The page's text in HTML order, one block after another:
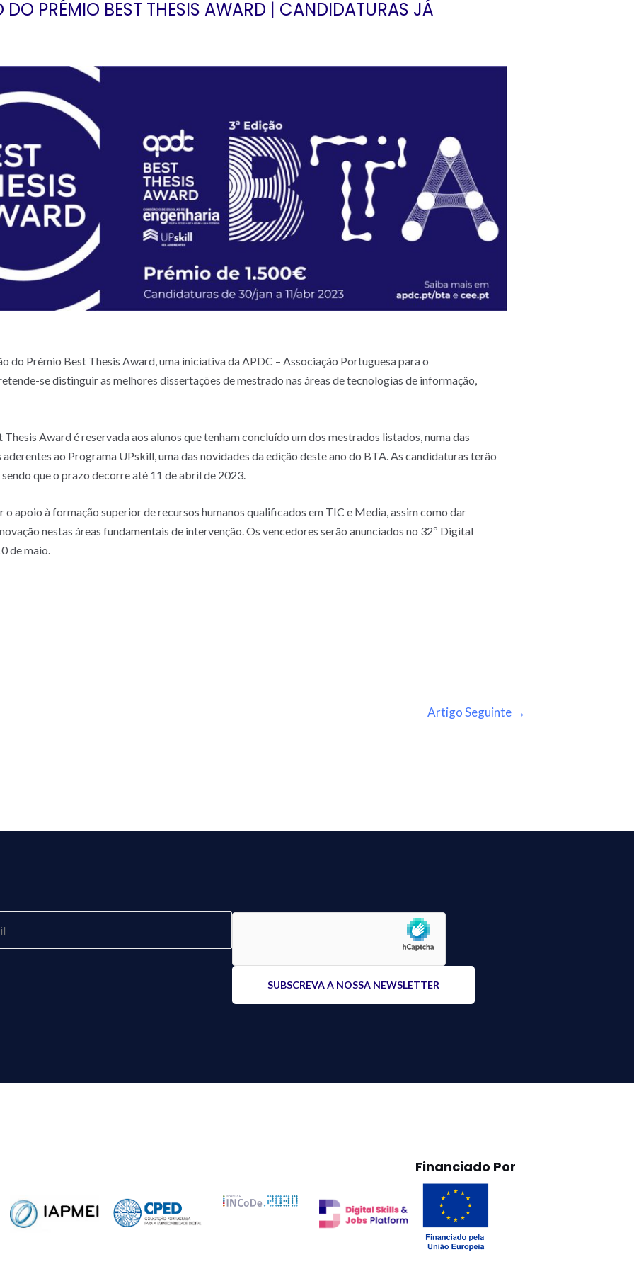
PRÉMIO BEST THESIS AWARD | CANDIDATURAS JÁ
do Prémio Best Thesis Award, uma iniciativa da APDC – Associação Portuguesa para o
se distinguir as melhores dissertações de mestrado nas áreas de tecnologias de informação,
Award é reservada aos alunos que tenham concluído um dos mestrados listados, numa das
aderentes ao Programa UPskill, uma das novidades da edição deste ano do BTA. As candidaturas terão
que o prazo decorre até 11 de abril de 2023.
apoio à formação superior de recursos humanos qualificados em TIC e Media, assim como dar
nestas áreas fundamentais de intervenção. Os vencedores serão anunciados no 32º Digital
de maio.
Artigo Seguinte →
Financiado Por